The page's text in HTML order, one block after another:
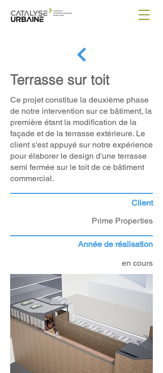
Terrasse sur toit
Ce projet constitue la deuxième phase
de notre intervention sur ce bâtiment, la
première étant la modification de la
façade et de la terrasse extérieure. Le
client s'est appuyé sur notre expérience
pour élaborer le design d'une terrasse
semi fermée sur le toit de ce bâtiment
commercial.
Client
Prime Properties
Année de réalisation
en cours